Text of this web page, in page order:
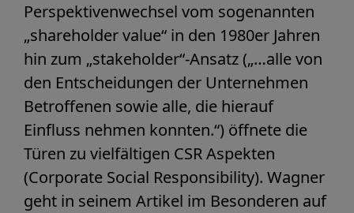
Perspektivenwechsel vom sogenannten
„shareholder value“ in den 1980er Jahren
hin zum „stakeholder“-Ansatz („…alle von
den Entscheidungen der Unternehmen
Betroffenen sowie alle, die hierauf
Einfluss nehmen konnten.“) öffnete die
Türen zu vielfältigen CSR Aspekten
(Corporate Social Responsibility). Wagner
geht in seinem Artikel im Besonderen auf